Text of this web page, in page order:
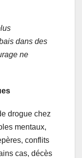
dans des
ne
drogue chez
mentaux,
conflits
cas, décès